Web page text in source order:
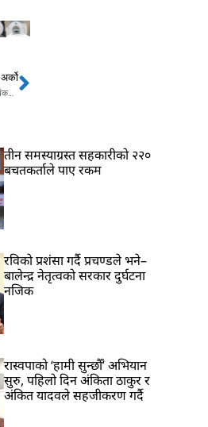
अर्को
आज नेप्सेमा ५ अंकको सुधार Next
तीन समस्याग्रस्त सहकारीको २२०
बचतकर्ताले पाए रकम
रविकाे प्रशंसा गर्दै प्रचण्डले भने–
बालेन्द्र नेतृत्वको सरकार दुर्घटना
नजिक
रास्वपाको ‘हामी सुन्छौँ’ अभियान
सुरु, पहिलो दिन अंकिता ठाकुर र
अंकित यादवले सहजीकरण गर्दै